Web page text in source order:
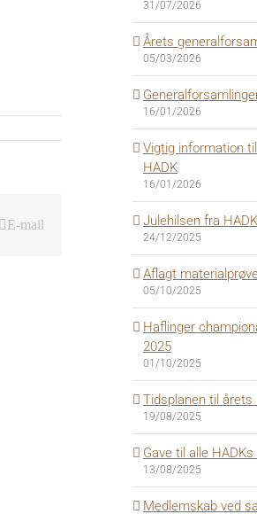
E-mail
31/07/2026
Årets
05/03/2026
16/01/2026
Vigtig information
HADK
16/01/2026
Julehilsen fra HADK
24/12/2025
Aflagt
05/10/2025
Haflinger
2025
01/10/2025
Tidsplanen til årets
19/08/2025
Gave til alle
13/08/2025
Medlemskab ved